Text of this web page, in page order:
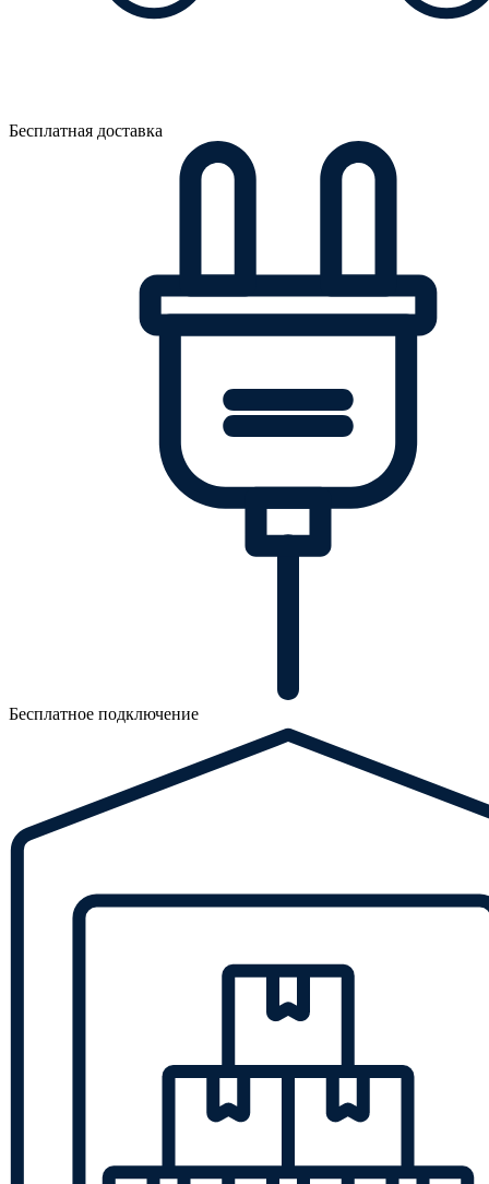
Бесплатная доставка
Бесплатное подключение